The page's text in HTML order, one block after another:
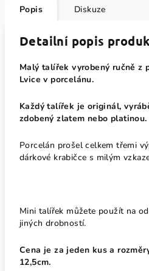
Popis Diskuze
Detailní popis
Malý talířek vyrobený ručně z
Lvice v porcelánu.
Každý talířek je originál,
zdobený zlatem nebo platinou.
Porcelán prošel celkem třemi
dárkové krabičce s milým
Mini talířek můžete použít na
jiných drobností.
Cena je za jeden kus a
12,5cm.